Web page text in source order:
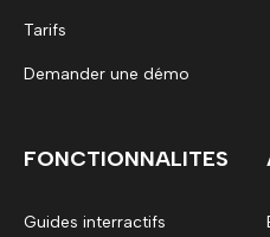
Tarifs
Demander une démo
FONCTIONNALITES
Guides interractifs